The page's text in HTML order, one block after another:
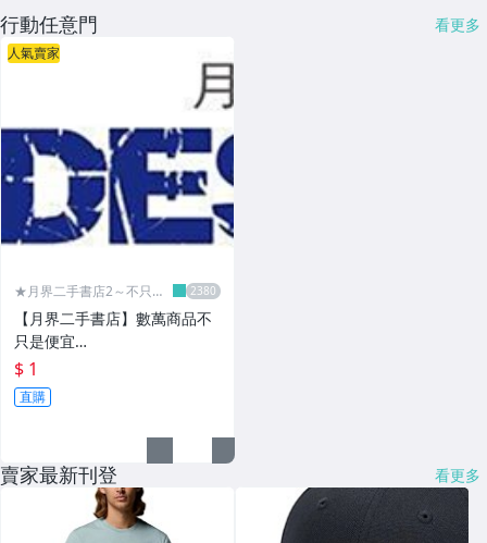
行動任意門 看更多
人氣賣家
★月界二手書店2～不只是
【月界二手書店】數萬商品不
只是便宜…
$ 1
直購
賣家最新刊登 看更多